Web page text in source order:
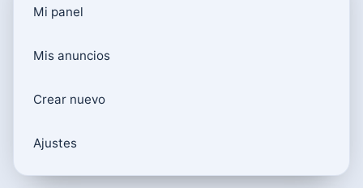
Mi panel
Mis anuncios
Crear nuevo
Ajustes